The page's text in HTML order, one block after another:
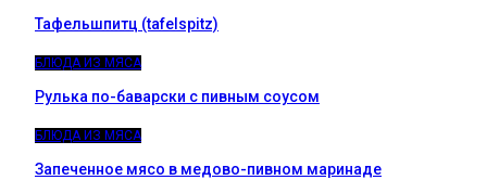
Тафельшпитц (tafelspitz)
БЛЮДА ИЗ МЯСА
Рулька по-баварски с пивным соусом
БЛЮДА ИЗ МЯСА
Запеченное мясо в медово-пивном маринаде